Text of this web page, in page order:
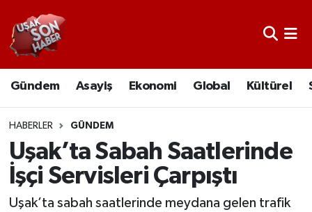
Gündem Asayiş Ekonomi Global Kültürel
HABERLER GÜNDEM
Uşak’ta Sabah Saatlerinde
İşçi Servisleri Çarpıştı
Uşak’ta sabah saatlerinde meydana gelen trafik
Uşak Nöbetçi Eczaneler
Uşak Hava Durumu
Uşak Namaz Vakitleri
Uşak Trafik Yoğunluk Haritası